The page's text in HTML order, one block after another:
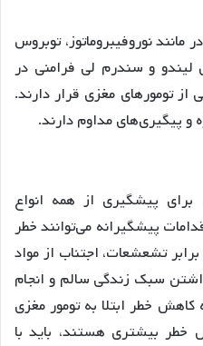
مانند نوروفیبروماتوز، توبروس
و سندرم لی فرامنی در
تومورهای مغزی قرار دارند.
و پیگیری‌های مداوم دارند.
پیشگیری از همه انواع
پیشگیرانه می‌توانند خطر
تشعشعات، اجتناب از مواد
سبک زندگی سالم و انجام
کاهش خطر ابتلا به تومور مغزی
بیشتری هستند، باید با